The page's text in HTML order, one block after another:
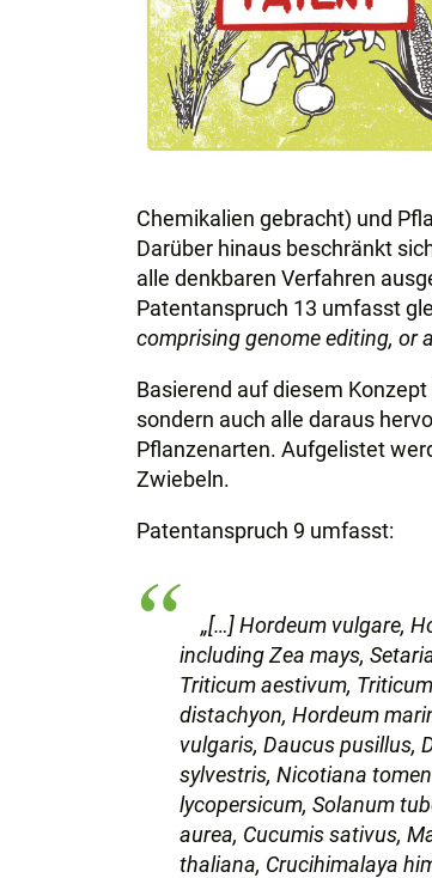
Chemikalien gebracht) und
Darüber hinaus beschränkt
alle denkbaren Verfahren
Patentanspruch 13 umfasst
comprising genome editing, or
Basierend auf diesem
sondern auch alle daraus
Pflanzenarten. Aufgelistet
Zwiebeln.
Patentanspruch 9 umfasst:
„[…] Hordeum vulgare,
including Zea mays,
Triticum aestivum,
distachyon, Hordeum
vulgaris, Daucus pusillus,
sylvestris, Nicotiana
lycopersicum, Solanum
aurea, Cucumis sativus,
thaliana, Crucihimalaya